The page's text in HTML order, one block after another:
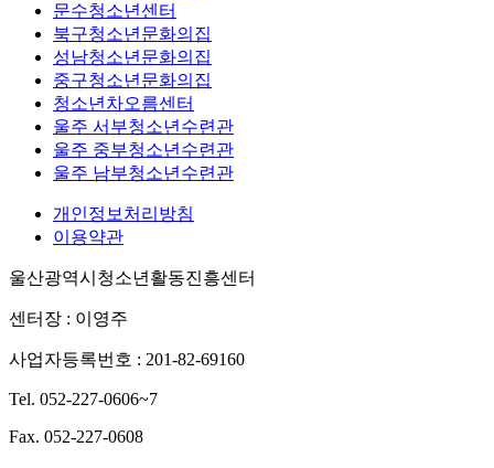
문수청소년센터
북구청소년문화의집
성남청소년문화의집
중구청소년문화의집
청소년차오름센터
울주 서부청소년수련관
울주 중부청소년수련관
울주 남부청소년수련관
개인정보처리방침
이용약관
울산광역시청소년활동진흥센터
센터장 : 이영주
사업자등록번호 : 201-82-69160
Tel. 052-227-0606~7
Fax. 052-227-0608